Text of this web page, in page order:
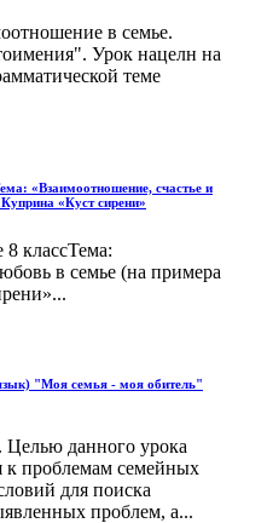
в семье.
Урок нацелн на
теме
«Взаимоотношение, счастье и
«Куст сирени»
8 классТема:
в семье (на примера
"Моя семья - моя обитель"
Целью данного урока
к проблемам семейных
для поиска
проблем, а...